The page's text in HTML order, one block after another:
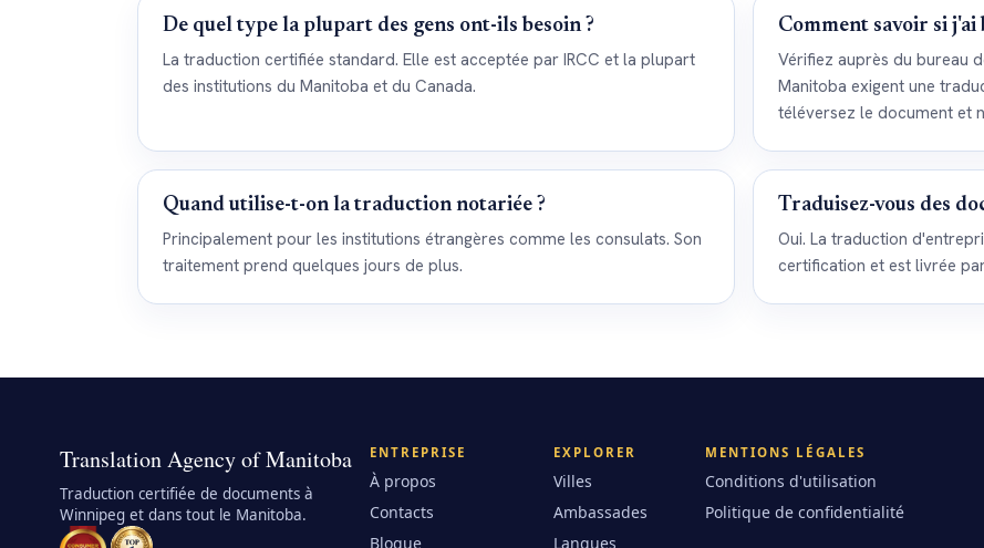
De quel type la plupart des gens ont-ils besoin ?
La traduction certifiée standard. Elle est acceptée par IRCC et la plupart
des institutions du Manitoba et du Canada.
Comment savoir si
Vérifiez auprès du bureau
Manitoba exigent une
téléversez le document et
Quand utilise-t-on la traduction notariée ?
Principalement pour les institutions étrangères comme les consulats. Son
traitement prend quelques jours de plus.
Traduisez-vous des
Oui. La traduction
certification et est livrée
Translation Agency of Manitoba
Traduction certifiée de documents à
Winnipeg et dans tout le Manitoba.
ENTREPRISE
À propos
Contacts
Blogue
EXPLORER
Villes
Ambassades
Langues
MENTIONS LÉGALES
Conditions d'utilisation
Politique de confidentialité